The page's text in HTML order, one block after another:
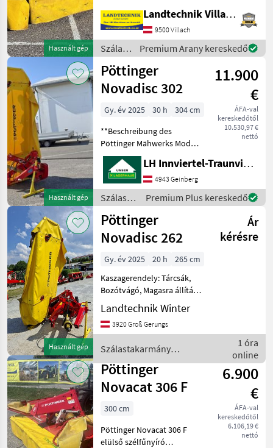
Használt gép
gyors pengecsere-
rendszerrel,
ütközésvédelemmel,
hajtótengellyel, azonnal
elérhető. Tovább
Landtechnik Villach GmbH
9500 Villach
Szálastakarmány
betakarítók
/
Pöttinger
Premium Arany kereskedő
Használt gép
Pöttinger
Novadisc 302
11.900
€
ÁFA-val
kereskedőtől
10.530,97 €
nettó
Gy. év 2025 30 h
304 cm
**Beschreibung des
Pöttinger Mähwerks Modell
2025** Das Mähwerk der
renommierten Marke
Pöttinger, Modell aus dem
Baujahr 2025, ist ein
leistungsstarkes und effizi
LH Innviertel-Traunviertel-Urfahr eGen, Geinberg
4943 Geinberg
Szálastakarmány
betakarítók
/
Pöttinger
Premium Plus kereskedő
Használt gép
Pöttinger
Novadisc 262
Ár
kérésre
Gy. év 2025 20 h
265 cm
Kaszagerendely: Tárcsák,
Bozótvágó, Magasra állítás,
kés gyorskioldója,
késdoboz, parkoló
támasztékok, : Bozótvágó
betakarítók Kasza
Landtechnik Winter
3920 Groß Gerungs
Szálastakarmány
betakarítók / Pöttinger
1 óra
online
Pöttinger
Novacat 306 F
6.900
€
ÁFA-val
kereskedőtől
6.106,19 €
nettó
300 cm
Pöttinger Novacat 306 F
elülső szélfűnyíró